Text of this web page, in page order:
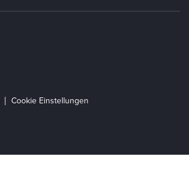
Cookie Einstellungen